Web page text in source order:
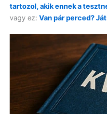
tartozol, akik ennek a
vagy ez: Van pár perced?